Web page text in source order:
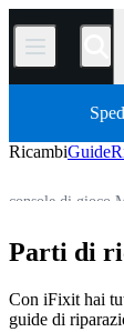
/
RicambiGuide
console di gioco
Parti di
Con iFixit hai
guide di